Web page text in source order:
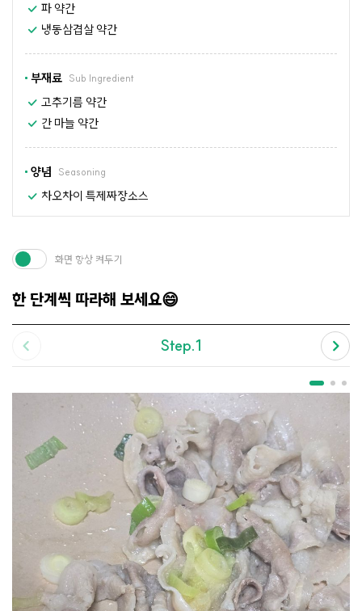
파 약간
냉동삼겹살 약간
부재료 Sub Ingredient
고추기름 약간
간 마늘 약간
양념 Seasoning
차오차이 특제짜장소스
한 단계씩 따라해 보세요😄
화면 항상 켜두기
Step.1